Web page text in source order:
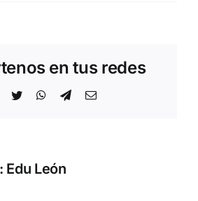
en tus redes
Facebook
Twitter WhatsApp
TelegramCorreo
Edu León